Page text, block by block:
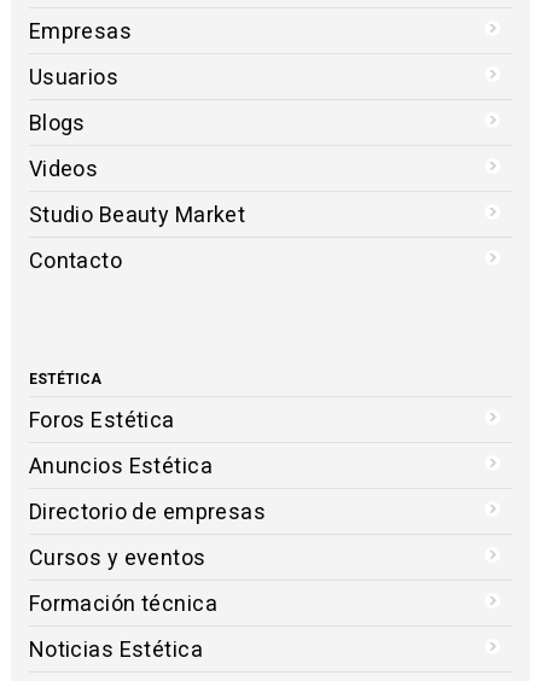
Empresas
Usuarios
Blogs
Videos
Studio Beauty Market
Contacto
ESTÉTICA
Foros Estética
Anuncios Estética
Directorio de empresas
Cursos y eventos
Formación técnica
Noticias Estética